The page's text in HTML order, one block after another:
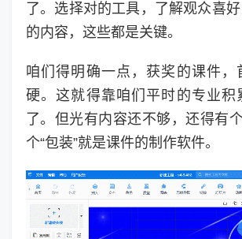
了。选择对的工具，了解观众喜
的内容，这些都是关键。
咱们得明确一点，获奖的课件，
硬。这就得靠咱们平时的专业积
了。但光有内容还不够，还得有
个“包装”就是课件的制作软件。